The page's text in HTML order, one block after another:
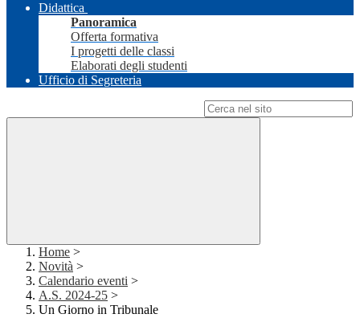
Didattica
Panoramica
Offerta formativa
I progetti delle classi
Elaborati degli studenti
Ufficio di Segreteria
Home >
Novità >
Calendario eventi >
A.S. 2024-25 >
Un Giorno in Tribunale